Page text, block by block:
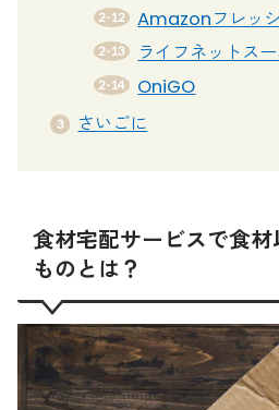
Amazonフレッ
ライフネットス
OniGO
さいごに
食材宅配サービスで食
ものとは？